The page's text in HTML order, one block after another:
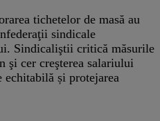
tichetelor de masă au
sindicale
Sindicaliştii critică măsurile
şi cer creşterea salariului
și protejarea